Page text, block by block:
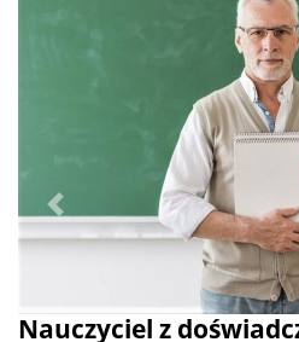
Nauczyciel z
Poprzednie